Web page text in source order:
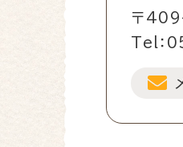
〒
Tel：